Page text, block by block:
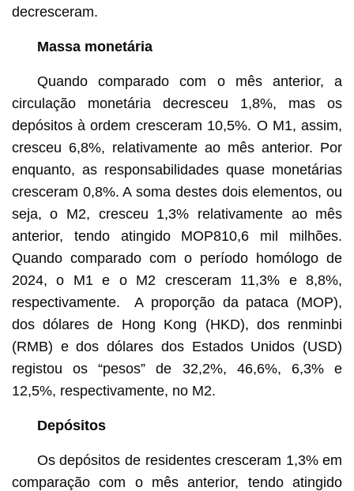
decresceram.
Massa monetária
Quando comparado com o mês anterior, a
circulação monetária decresceu 1,8%, mas os
depósitos à ordem cresceram 10,5%. O M1, assim,
cresceu 6,8%, relativamente ao mês anterior. Por
enquanto, as responsabilidades quase monetárias
cresceram 0,8%. A soma destes dois elementos, ou
seja, o M2, cresceu 1,3% relativamente ao mês
anterior, tendo atingido MOP810,6 mil milhões.
Quando comparado com o período homólogo de
2024, o M1 e o M2 cresceram 11,3% e 8,8%,
respectivamente. A proporção da pataca (MOP),
dos dólares de Hong Kong (HKD), dos renminbi
(RMB) e dos dólares dos Estados Unidos (USD)
registou os “pesos” de 32,2%, 46,6%, 6,3% e
12,5%, respectivamente, no M2.
Depósitos
Os depósitos de residentes cresceram 1,3% em
comparação com o mês anterior, tendo atingido